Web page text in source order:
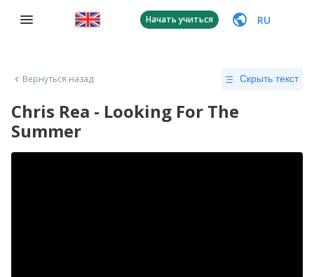
Начать учиться RU
Вернуться назад Скрыть текст
Chris Rea - Looking For The
Summer